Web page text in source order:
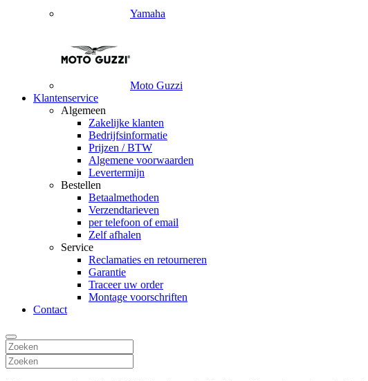
Yamaha
Moto Guzzi
Klantenservice
Algemeen
Zakelijke klanten
Bedrijfsinformatie
Prijzen / BTW
Algemene voorwaarden
Levertermijn
Bestellen
Betaalmethoden
Verzendtarieven
per telefoon of email
Zelf afhalen
Service
Reclamaties en retourneren
Garantie
Traceer uw order
Montage voorschriften
Contact